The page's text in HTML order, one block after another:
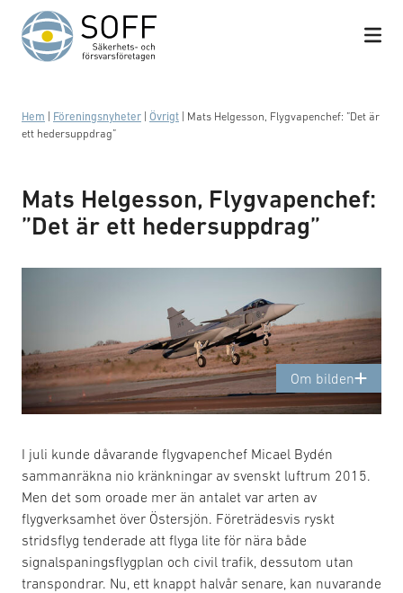
Hoppa till innehåll
Hem Föreningsnyheter Övrigt
Mats Helgesson, Flygvapenchef: ”Det är
ett hedersuppdrag”
Mats Helgesson, Flygvapenchef:
”Det är ett hedersuppdrag”
Om bilden
free of all use.
First Flight 39-9
I juli kunde dåvarande flygvapenchef Micael Bydén
sammanräkna nio kränkningar av svenskt luftrum 2015.
Men det som oroade mer än antalet var arten av
flygverksamhet över Östersjön. Företrädesvis ryskt
stridsflyg tenderade att flyga lite för nära både
signalspaningsflygplan och civil trafik, dessutom utan
transpondrar. Nu, ett knappt halvår senare, kan nuvarande